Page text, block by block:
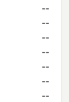
--
--
--
--
--
--
--